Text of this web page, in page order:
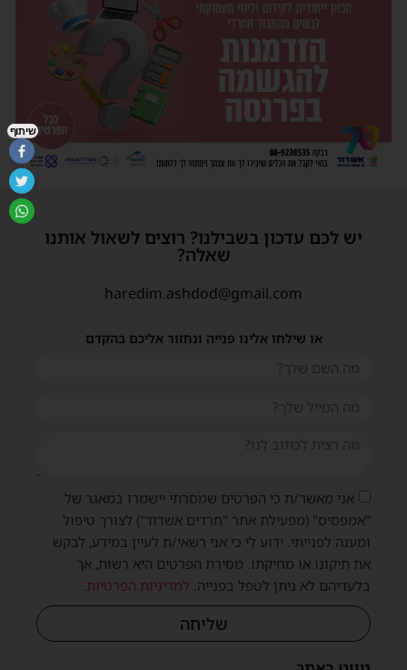
יש לכם עדכון בשבילנו? רוצים לשאול אותנו
שאלה?
haredim.ashdod@gmail.com
או שילחו אלינו פנייה ונחזור אליכם בהקדם
אני מאשר/ת כי הפרטים שמסרתי יישמרו במאגר של
"אמפסיס" (מפעילת אתר "חרדים אשדוד") לצורך טיפול
ומענה לפנייתי. ידוע לי כי אני רשאי/ת לעיין במידע, לבקש
את תיקונו או מחיקתו. מסירת הפרטים היא רשות, אך
בלעדיהם לא ניתן לטפל בפנייה. למדיניות הפרטיות.
שליחה
שיתוף